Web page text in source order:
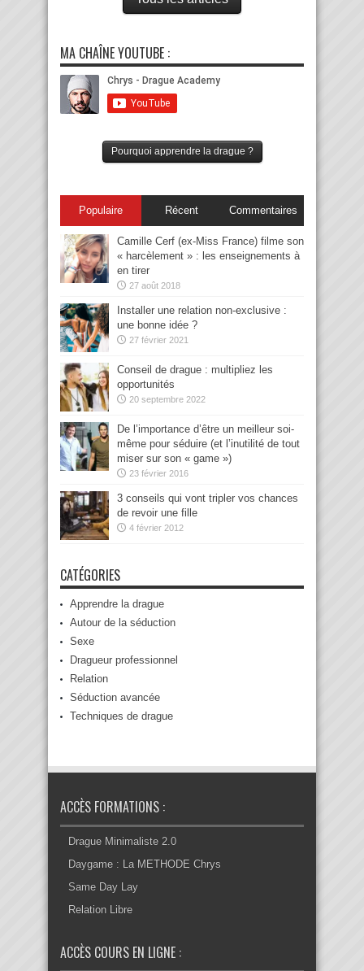
MA CHAÎNE YOUTUBE :
Pourquoi apprendre la drague ?
Populaire Récent Commentaires
Camille Cerf (ex-Miss France) filme son
« harcèlement » : les enseignements à
en tirer
27 août 2018
Installer une relation non-exclusive :
une bonne idée ?
27 février 2021
Conseil de drague : multipliez les
opportunités
20 septembre 2022
De l’importance d’être un meilleur soi-
même pour séduire (et l’inutilité de tout
miser sur son « game »)
23 février 2016
3 conseils qui vont tripler vos chances
de revoir une fille
4 février 2012
CATÉGORIES
Apprendre la drague
Autour de la séduction
Sexe
Dragueur professionnel
Relation
Séduction avancée
Techniques de drague
ACCÈS FORMATIONS :
Drague Minimaliste 2.0
Daygame : La METHODE Chrys
Same Day Lay
Relation Libre
ACCÈS COURS EN LIGNE :